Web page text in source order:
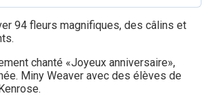
94 fleurs magnifiques, des câlins et
chanté «Joyeux anniversaire»,
Miny Weaver avec des élèves de